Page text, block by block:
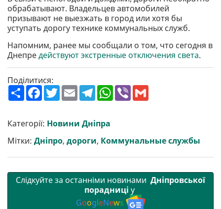
обрабатывают. Владельцев автомобилей
призывают не выезжать в город или хотя бы
уступать дорогу технике коммунальных служб.
Напомним, ранее мы сообщали о том, что сегодня в
Днепредействуют экстренные отключения света.
Поділитися:
П
о
р
и
т
и
F
a
b
o
o
k
T
w
t
e
r
E
m
l
T
e
g
r
a
m
W
h
p
p
V
Категорії: Новини Дніпра
Мітки: Дніпро, дороги, Коммунальные службы
Слідкуйте за останніми новинами Дніпровської
порадниці у
GoogleNews